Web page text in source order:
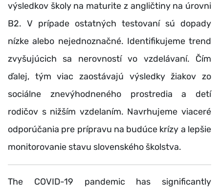
výsledkov školy na maturite z angličtiny na úrovni
B2. V prípade ostatných testovaní sú dopady
nízke alebo nejednoznačné. Identifikujeme trend
zvyšujúcich sa nerovností vo vzdelávaní. Čím
ďalej, tým viac zaostávajú výsledky žiakov zo
sociálne znevýhodneného prostredia a detí
rodičov s nižším vzdelaním. Navrhujeme viaceré
odporúčania pre prípravu na budúce krízy a lepšie
monitorovanie stavu slovenského školstva.
The COVID-19 pandemic has significantly